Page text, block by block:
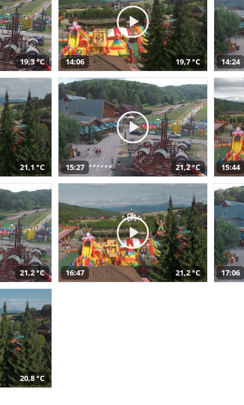
19,3 °C 14:06 19,7 °C 14:24
21,1 °C 15:27 21,2 °C 15:44
21,2 °C 16:47 21,2 °C 17:06
20,8 °C